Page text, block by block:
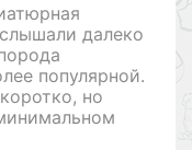
далеко
популярной.
но